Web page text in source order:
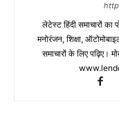
लेटेस्ट हिंदी समाचारों का
मनोरंजन, शिक्षा,
समाचारों के लिए पढ़िए।